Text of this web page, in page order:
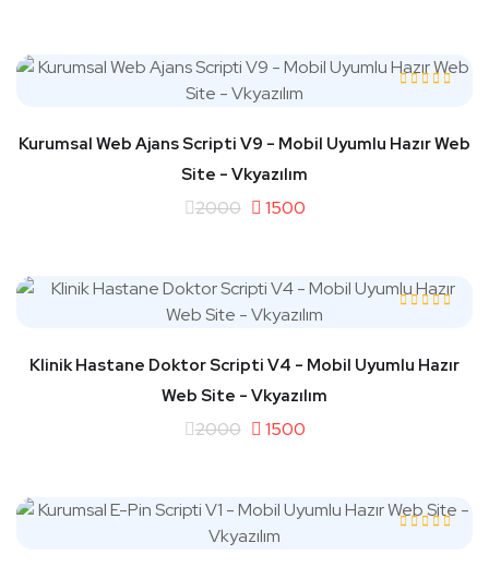
Kurumsal Web Ajans Scripti V9 - Mobil Uyumlu Hazır Web
Site - Vkyazılım
2000 1500
Klinik Hastane Doktor Scripti V4 - Mobil Uyumlu Hazır
Web Site - Vkyazılım
2000 1500